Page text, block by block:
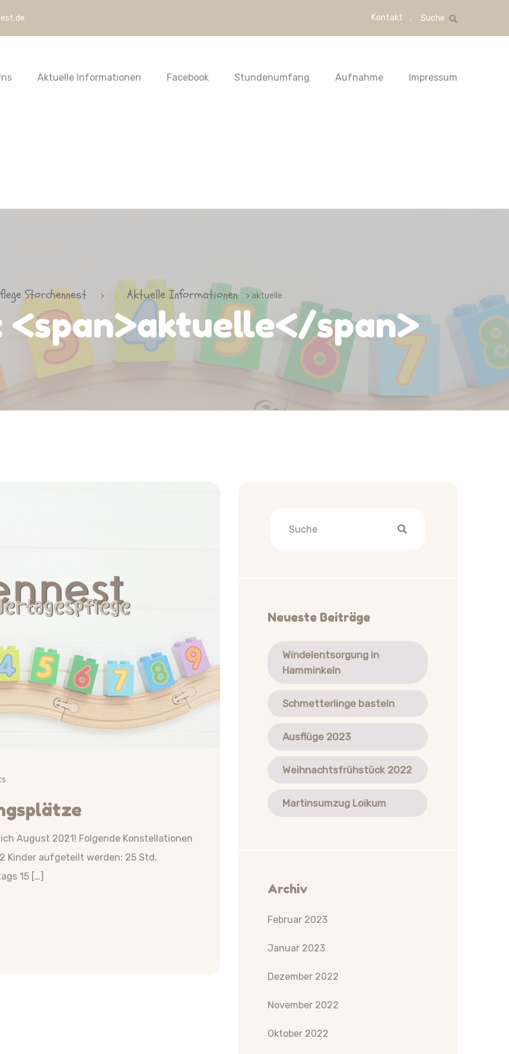
Kontakt Suche
Aktuelle Informationen Facebook Stundenumfang Aufnahme Impressum
Storchennest > Aktuelle Informationen > aktuelle
<span>aktuelle</span>
August 2021! Folgende Konstellationen
Kinder aufgeteilt werden: 25 Std.
15 […]
Neueste Beiträge
Windelentsorgung in
Hamminkeln
Schmetterlinge basteln
Ausflüge 2023
Weihnachtsfrühstück 2022
Martinsumzug Loikum
Archiv
Februar 2023
Januar 2023
Dezember 2022
November 2022
Oktober 2022